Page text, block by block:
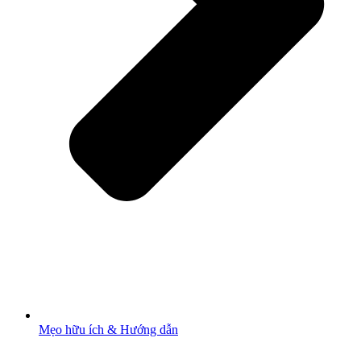
Mẹo hữu ích & Hướng dẫn